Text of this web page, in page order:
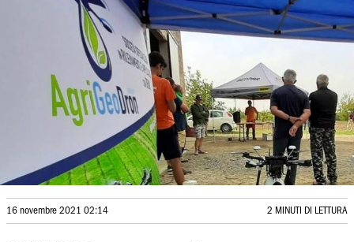
16 novembre 2021 02:14 2 MINUTI DI LETTURA